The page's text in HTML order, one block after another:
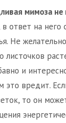
мимоза не
в ответ на него
Не
листочков
и
это вредит.
то он